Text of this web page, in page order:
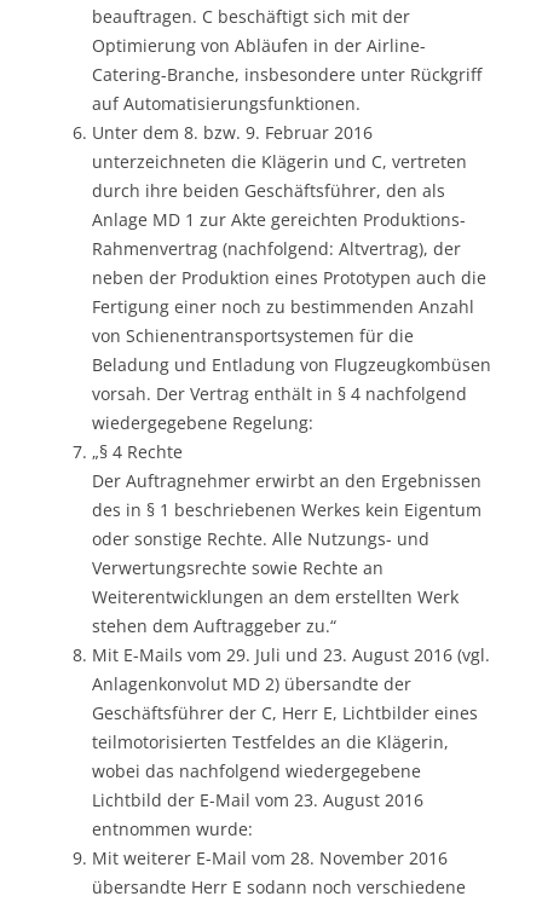
beauftragen. C beschäftigt sich mit der
Optimierung von Abläufen in der Airline-
Catering-Branche, insbesondere unter Rückgriff
auf Automatisierungsfunktionen.
Unter dem 8. bzw. 9. Februar 2016
unterzeichneten die Klägerin und C, vertreten
durch ihre beiden Geschäftsführer, den als
Anlage MD 1 zur Akte gereichten Produktions-
Rahmenvertrag (nachfolgend: Altvertrag), der
neben der Produktion eines Prototypen auch die
Fertigung einer noch zu bestimmenden Anzahl
von Schienentransportsystemen für die
Beladung und Entladung von Flugzeugkombüsen
vorsah. Der Vertrag enthält in § 4 nachfolgend
wiedergegebene Regelung:
„§ 4 Rechte
Der Auftragnehmer erwirbt an den Ergebnissen
des in § 1 beschriebenen Werkes kein Eigentum
oder sonstige Rechte. Alle Nutzungs- und
Verwertungsrechte sowie Rechte an
Weiterentwicklungen an dem erstellten Werk
stehen dem Auftraggeber zu.“
Mit E-Mails vom 29. Juli und 23. August 2016 (vgl.
Anlagenkonvolut MD 2) übersandte der
Geschäftsführer der C, Herr E, Lichtbilder eines
teilmotorisierten Testfeldes an die Klägerin,
wobei das nachfolgend wiedergegebene
Lichtbild der E-Mail vom 23. August 2016
entnommen wurde:
Mit weiterer E-Mail vom 28. November 2016
übersandte Herr E sodann noch verschiedene